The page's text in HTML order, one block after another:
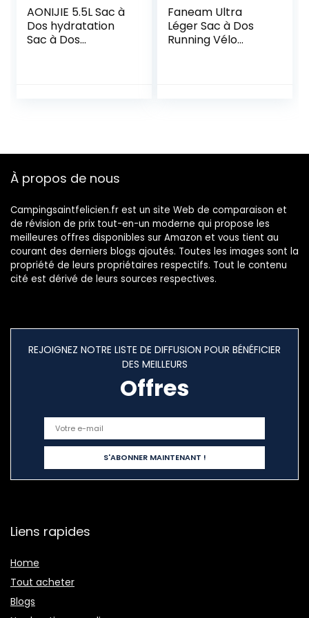
AONIJIE 5.5L Sac à
Dos hydratation
Sac à Dos
Faneam Ultra
Léger Sac à Dos
Running Vélo
Marathon VTT
À propos de nous
Campingsaintfelicien.fr est un site Web de comparaison et
de révision de prix tout-en-un moderne qui propose les
meilleures offres disponibles sur Amazon et vous tient au
courant des derniers blogs ajoutés. Toutes les images sont la
propriété de leurs propriétaires respectifs. Tout le contenu
cité est dérivé de leurs sources respectives.
REJOIGNEZ NOTRE LISTE DE DIFFUSION POUR BÉNÉFICIER
DES MEILLEURS
Offres
Liens rapides
Home
Tout acheter
Blogs